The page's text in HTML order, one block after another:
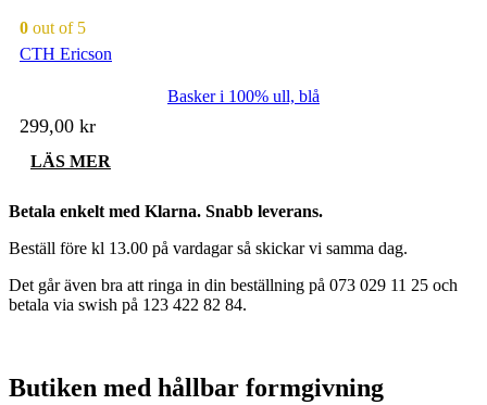
0 out of 5
CTH Ericson
Basker i 100% ull, blå
299,00 kr
LÄS MER
Betala enkelt med Klarna. Snabb leverans.
Beställ före kl 13.00 på vardagar så skickar vi samma dag.
Det går även bra att ringa in din beställning på 073 029 11 25 och
betala via swish på 123 422 82 84.
Butiken med hållbar formgivning